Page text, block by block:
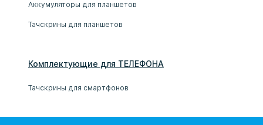
Аккумуляторы для планшетов
Тачскрины для планшетов
Комплектующие для ТЕЛЕФОНА
Тачскрины для смартфонов